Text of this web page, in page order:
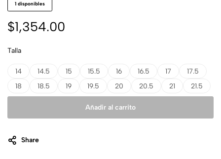
1 disponibles
$1,354.00
Talla
14 14.5 15 15.5 16 16.5 17
17.5
18
18.5 19 19.5 20 20.5 21 21.5
Añadir al carrito
Share